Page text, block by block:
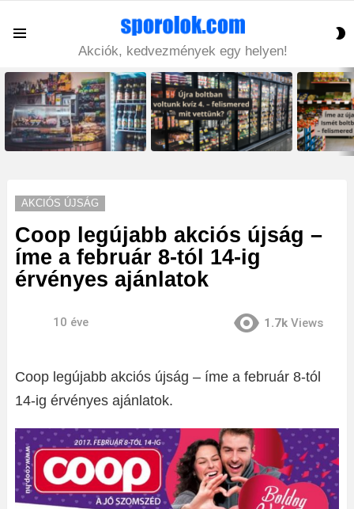
Akciók, kedvezmények egy helyen!
LATEST
STORIES
AKCIÓS ÚJSÁG
Coop legújabb akciós újság –
íme a február 8-tól 14-ig
érvényes ajánlatok
10 éve 1.7k Views
Coop legújabb akciós újság – íme a február 8-tól
14-ig érvényes ajánlatok.